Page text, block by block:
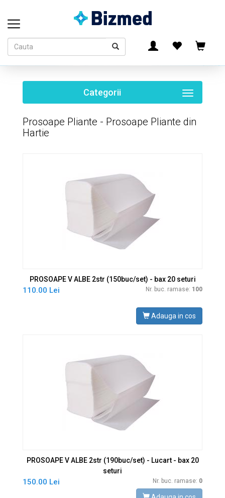
Categorii
Toggle
Prosoape Pliante - Prosoape Pliante din
Hartie
PROSOAPE V ALBE 2str (150buc/set) - bax 20 seturi
110.00 Lei Nr. buc. ramase: 100
Adauga in cos
PROSOAPE V ALBE 2str (190buc/set) - Lucart - bax 20
seturi
150.00 Lei Nr. buc. ramase: 0